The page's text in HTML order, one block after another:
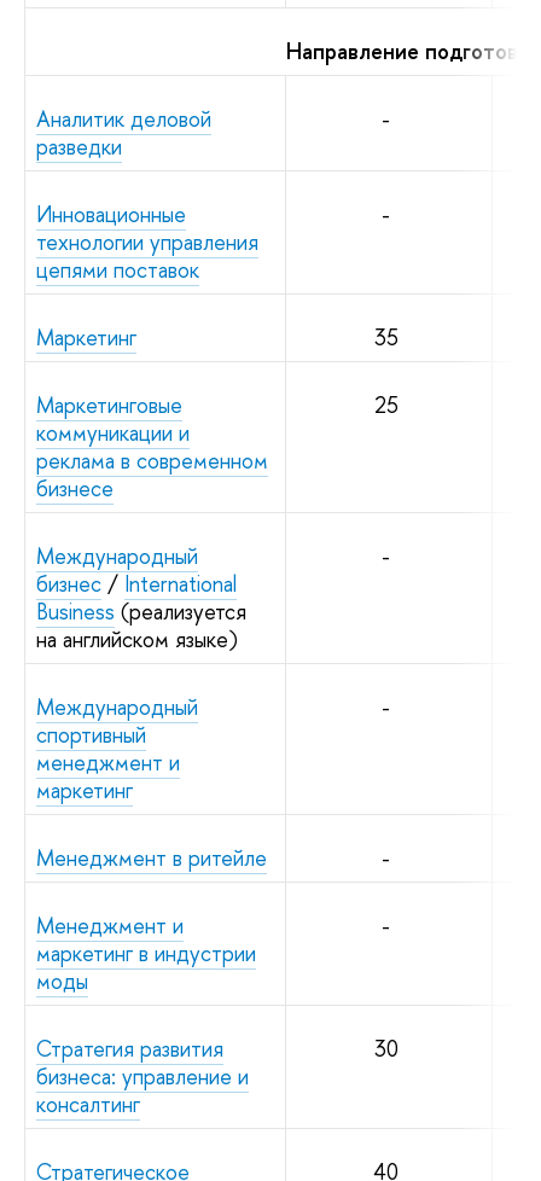
Направление
Аналитик деловой
разведки
-
Инновационные
технологии управления
цепями поставок
-
Маркетинг 35
Маркетинговые
коммуникации и
реклама в современном
бизнесе
25
Международный
бизнес / International
Business (реализуется
на английском языке)
-
Международный
спортивный
менеджмент и
маркетинг
-
Менеджмент в ритейле -
Менеджмент и
маркетинг в индустрии
моды
-
Стратегия развития
бизнеса: управление и
консалтинг
30
Стратегическое 40